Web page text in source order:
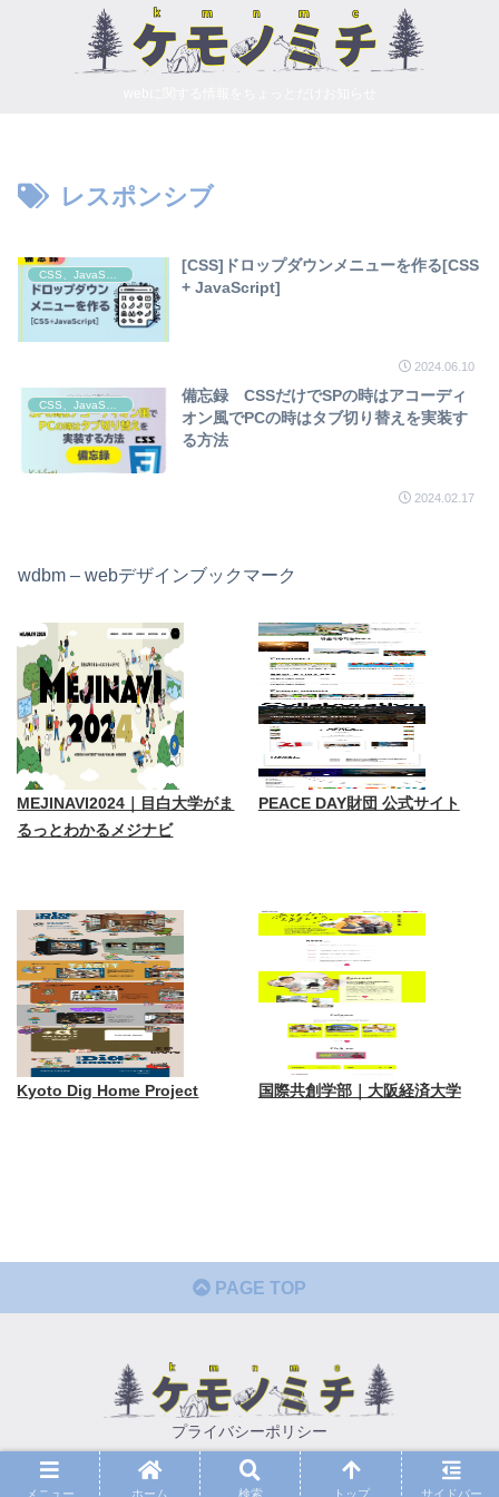
レスポンシブ
[CSS]ドロップダウンメニューを作る[CSS
+ JavaScript]
2024.06.10
CSS、JavaScript
備忘録 CSSだけでSPの時はアコーディ
オン風でPCの時はタブ切り替えを実装す
る方法
2024.02.17
wdbm – webデザインブックマーク
MEJINAVI2024｜目白大学がま
るっとわかるメジナビ
PEACE DAY財団 公式サイト
Kyoto Dig Home Project 国際共創学部｜大阪経済大学
PAGE TOP
プライバシーポリシー
© 2021 ケモノミチ.
メニュー ホーム 検索 トップ サイドバー